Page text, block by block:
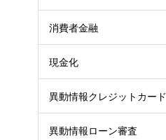
消費者金融
現金化
異動情報クレジットカード
異動情報ローン審査